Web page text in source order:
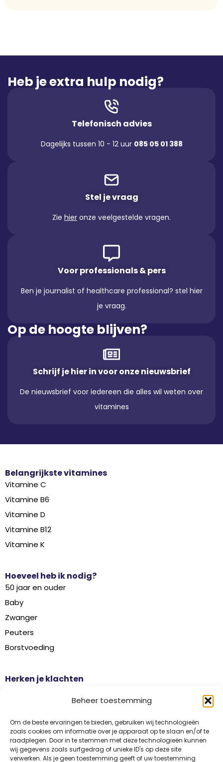
Beheer toestemming
Om de beste ervaringen te bieden, gebruiken wij technologieën
zoals cookies om informatie over je apparaat op te slaan en/of te
raadplegen. Door in te stemmen met deze technologieën kunnen
wij gegevens zoals surfgedrag of unieke ID's op deze site
verwerken. Als je geen toestemming geeft of uw toestemming
Heb je extra hulp nodig?
Telefonisch advies
Dagelijks tussen 10 - 12 uur 085 05 01 388
Stel je vraag
Zie hier onze veelgestelde vragen.
Voor professionals & pers
Ben je journalist of healthcare professional? stel hier
je vraag.
Op de hoogte blijven?
Schrijf je hier in voor onze nieuwsbrief
De nieuwsbrief voor iedereen die alles wil weten over
vitamines
Belangrijkste vitamines
Vitamine C
Vitamine B6
Vitamine D
Vitamine B12
Vitamine K
Hoeveel heb ik nodig?
50 jaar en ouder
Baby
Zwanger
Peuters
Borstvoeding
Herken je klachten
Griep
Haaruitval
Overgangsklachten